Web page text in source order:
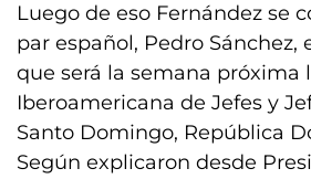
Luego de eso Fernández se
par español, Pedro Sánchez,
que será la semana próxima
Iberoamericana de Jefes y
Santo Domingo, República
Según explicaron desde